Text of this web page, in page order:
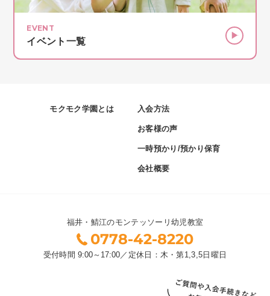
EVENT
イベント一覧
モクモク学園とは 入会方法
お客様の声
一時預かり/預かり保育
会社概要
福井・鯖江のモンテッソーリ幼児教室
0778-42-8220
受付時間9:00～17:00 ／ 定休日：木・第1,3,5日曜日